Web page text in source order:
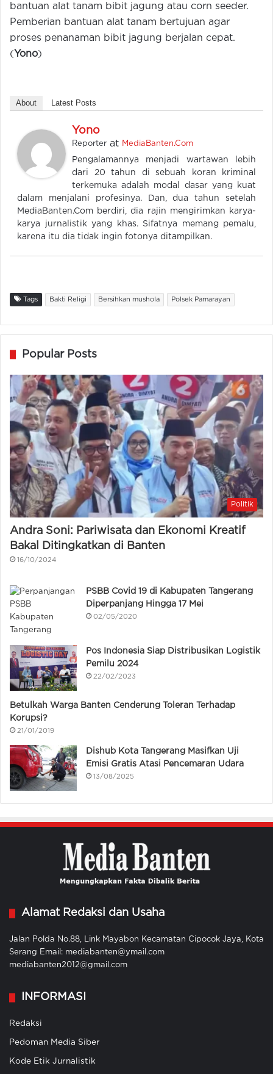
bantuan alat tanam bibit jagung atau corn seeder.
Pemberian bantuan alat tanam bertujuan agar
proses penanaman bibit jagung berjalan cepat.
(Yono)
About Latest Posts
Yono
Reporter at MediaBanten.Com
Pengalamannya menjadi wartawan lebih
dari 20 tahun di sebuah koran kriminal
terkemuka adalah modal dasar yang kuat
dalam menjalani profesinya. Dan, dua tahun setelah
MediaBanten.Com berdiri, dia rajin mengirimkan karya-
karya jurnalistik yang khas. Sifatnya memang pemalu,
karena itu dia tidak ingin fotonya ditampilkan.
Tags Bakti Religi Bersihkan mushola Polsek Pamarayan
Popular Posts
Politik
Andra Soni: Pariwisata dan Ekonomi Kreatif
Bakal Ditingkatkan di Banten
16/10/2024
PSBB Covid 19 di Kabupaten Tangerang
Diperpanjang Hingga 17 Mei
02/05/2020
Pos Indonesia Siap Distribusikan Logistik
Pemilu 2024
22/02/2023
Betulkah Warga Banten Cenderung Toleran Terhadap
Korupsi?
21/01/2019
Dishub Kota Tangerang Masifkan Uji
Emisi Gratis Atasi Pencemaran Udara
13/08/2025
Alamat Redaksi dan Usaha
Jalan Polda No.88, Link Mayabon Kecamatan Cipocok Jaya, Kota
Serang Email: mediabanten@ymail.com
mediabanten2012@gmail.com
INFORMASI
Redaksi
Pedoman Media Siber
Kode Etik Jurnalistik